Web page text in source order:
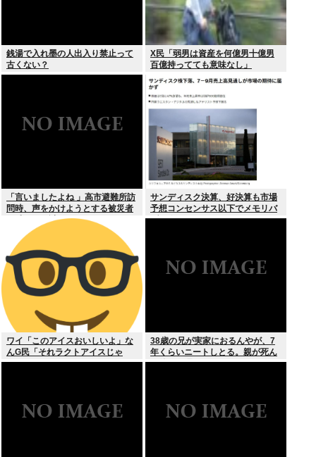
銭湯で入れ墨の人出入り禁止って
古くない？
X民「弱男は資産を何億男十億男
百億持ってても意味なし」
「言いましたよね 」高市避難所訪
問時、声をかけようとする被災者
を威圧する謎のハゲガードマンが
サンディスク決算、好決算も市場
予想コンセンサス以下でメモリバ
ブル終了へ
ワイ「このアイスおいしいよ」な
んG民「それラクトアイスじゃ
ん」
38歳の兄が実家におるんやが、7
年くらいニートしとる。親が死ん
だ後の処理どうしよう